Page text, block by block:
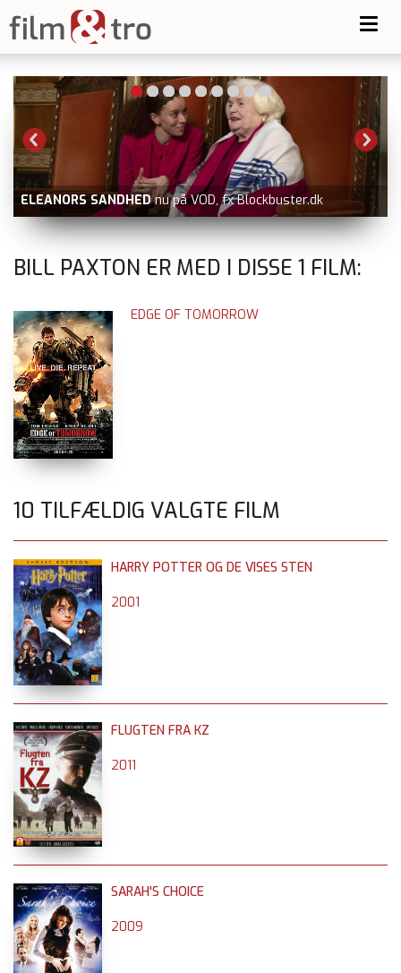
ELEANORS SANDHED nu på VOD, fx Blockbuster.dk
BILL PAXTON ER MED I DISSE 1 FILM:
EDGE OF TOMORROW
10 TILFÆLDIG VALGTE FILM
HARRY POTTER OG DE VISES STEN
2001
FLUGTEN FRA KZ
2011
SARAH'S CHOICE
2009